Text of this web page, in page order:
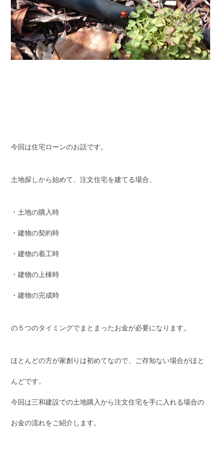
今回は住宅ローンのお話です。
土地探しから始めて、注文住宅を建てる場合、
・土地の購入時
・建物の契約時
・建物の着工時
・建物の上棟時
・建物の完成時
の５つのタイミングでまとまったお金が必要になります。
ほとんどの方が家創りは初めてなので、ご存知ない場合がほと
んどです。
今回は三和建設での土地購入から注文住宅を手に入れる場合の
お金の流れをご紹介します。